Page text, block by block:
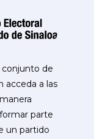
conjunto de
acceda a las
parte
un partido